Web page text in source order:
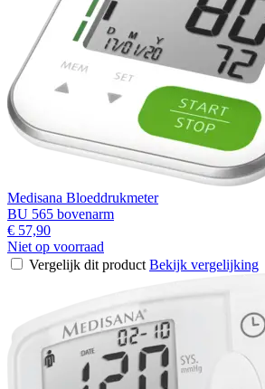
Medisana Bloeddrukmeter
BU 565 bovenarm
€ 57,90
Niet op voorraad
Vergelijk dit product Bekijk vergelijking